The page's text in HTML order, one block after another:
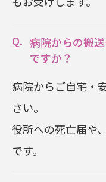
病院からの搬
ですか？
病院からご自宅・
さい。
役所への死亡届や
です。